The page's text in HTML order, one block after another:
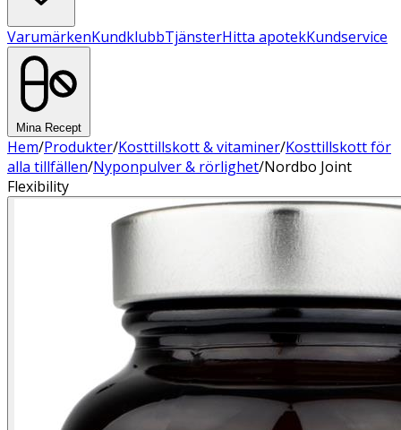
VarumärkenKundklubbTjänsterHitta apotekKundservice
Mina Recept
Hem/Produkter/Kosttillskott & vitaminer/Kosttillskott för
alla tillfällen/Nyponpulver & rörlighet/Nordbo Joint
Flexibility